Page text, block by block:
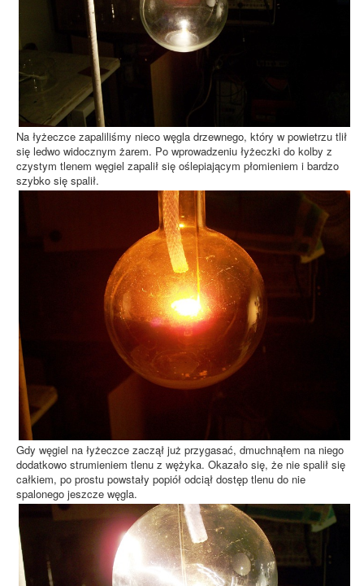
Na łyżeczce zapaliliśmy nieco węgla drzewnego, który w powietrzu tlił
się ledwo widocznym żarem. Po wprowadzeniu łyżeczki do kolby z
czystym tlenem węgiel zapalił się oślepiającym płomieniem i bardzo
szybko się spalił.
Gdy węgiel na łyżeczce zaczął już przygasać, dmuchnąłem na niego
dodatkowo strumieniem tlenu z wężyka. Okazało się, że nie spalił się
całkiem, po prostu powstały popiół odciął dostęp tlenu do nie
spalonego jeszcze węgla.